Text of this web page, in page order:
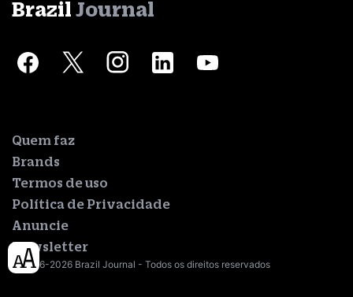
Brazil Journal
Quem faz
Brands
Termos de uso
Política de Privacidade
Anuncie
Newsletter
© 2016-2026 Brazil Journal - Todos os direitos reservados